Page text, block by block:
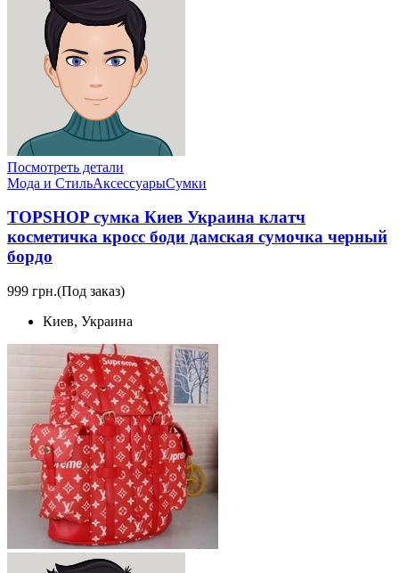
Посмотреть детали
Мода и СтильАксессуарыСумки
TOPSHOP сумка Киев Украина клатч
косметичка кросс боди дамская сумочка черный
бордо
999 грн.(Под заказ)
Киев, Украина